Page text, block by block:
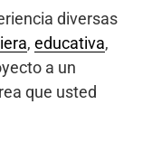
diversas
, educativa,
a un
que usted